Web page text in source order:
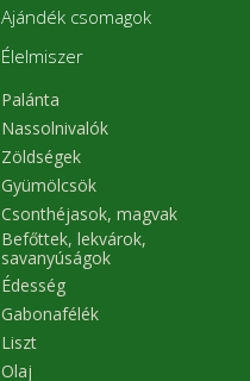
Ajándék csomagok
Élelmiszer
Palánta
Nassolnivalók
Zöldségek
Gyümölcsök
Csonthéjasok, magvak
Befőttek, lekvárok,
savanyúságok
Édesség
Gabonafélék
Liszt
Olaj